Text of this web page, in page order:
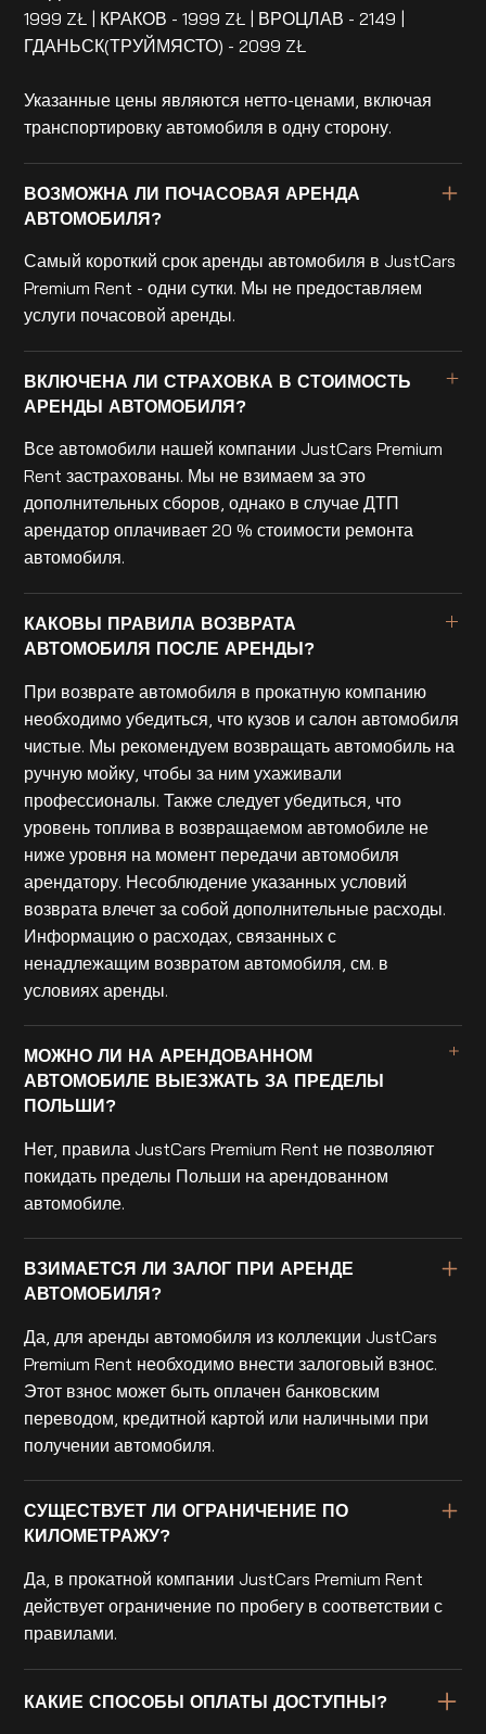
1999 ZŁ | КРАКОВ - 1999 ZŁ | ВРОЦЛАВ - 2149 |
ГДАНЬСК(ТРУЙМЯСТО) - 2099 ZŁ
Указанные цены являются нетто-ценами, включая
транспортировку автомобиля в одну сторону.
ВОЗМОЖНА ЛИ ПОЧАСОВАЯ АРЕНДА
АВТОМОБИЛЯ?
Самый короткий срок аренды автомобиля в JustCars
Premium Rent - одни сутки. Мы не предоставляем
услуги почасовой аренды.
ВКЛЮЧЕНА ЛИ СТРАХОВКА В СТОИМОСТЬ
АРЕНДЫ АВТОМОБИЛЯ?
Все автомобили нашей компании JustCars Premium
Rent застрахованы. Мы не взимаем за это
дополнительных сборов, однако в случае ДТП
арендатор оплачивает 20 % стоимости ремонта
автомобиля.
КАКОВЫ ПРАВИЛА ВОЗВРАТА
АВТОМОБИЛЯ ПОСЛЕ АРЕНДЫ?
При возврате автомобиля в прокатную компанию
необходимо убедиться, что кузов и салон автомобиля
чистые. Мы рекомендуем возвращать автомобиль на
ручную мойку, чтобы за ним ухаживали
профессионалы. Также следует убедиться, что
уровень топлива в возвращаемом автомобиле не
ниже уровня на момент передачи автомобиля
арендатору. Несоблюдение указанных условий
возврата влечет за собой дополнительные расходы.
Информацию о расходах, связанных с
ненадлежащим возвратом автомобиля, см. в
условиях аренды.
МОЖНО ЛИ НА АРЕНДОВАННОМ
АВТОМОБИЛЕ ВЫЕЗЖАТЬ ЗА ПРЕДЕЛЫ
ПОЛЬШИ?
Нет, правила JustCars Premium Rent не позволяют
покидать пределы Польши на арендованном
автомобиле.
ВЗИМАЕТСЯ ЛИ ЗАЛОГ ПРИ АРЕНДЕ
АВТОМОБИЛЯ?
Да, для аренды автомобиля из коллекции JustCars
Premium Rent необходимо внести залоговый взнос.
Этот взнос может быть оплачен банковским
переводом, кредитной картой или наличными при
получении автомобиля.
СУЩЕСТВУЕТ ЛИ ОГРАНИЧЕНИЕ ПО
КИЛОМЕТРАЖУ?
Да, в прокатной компании JustCars Premium Rent
действует ограничение по пробегу в соответствии с
правилами.
КАКИЕ СПОСОБЫ ОПЛАТЫ ДОСТУПНЫ?